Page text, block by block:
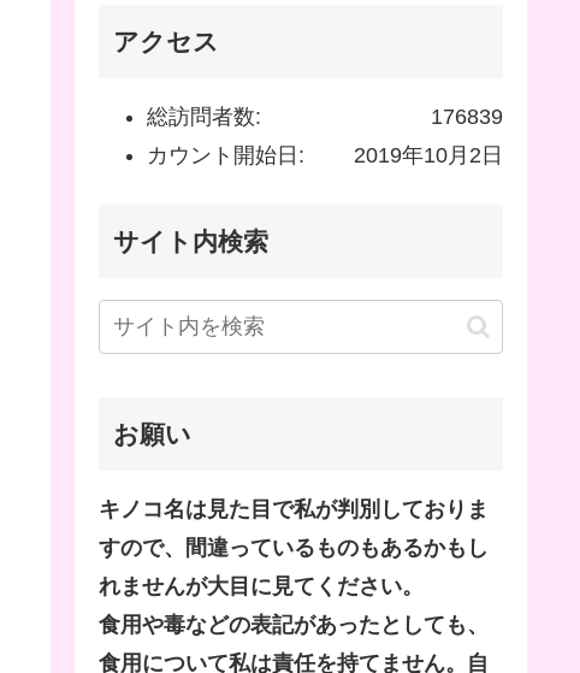
アクセス
176839
総訪問者数:
2019年10月2日
カウント開始日:
サイト内検索
お願い
キノコ名は見た目で私が判別しておりま
すので、間違っているものもあるかもし
れませんが大目に見てください。
食用や毒などの表記があったとしても、
食用について私は責任を持てません。自